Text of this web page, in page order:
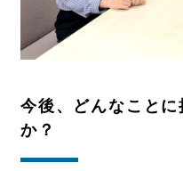
今後、どんなこと
か？